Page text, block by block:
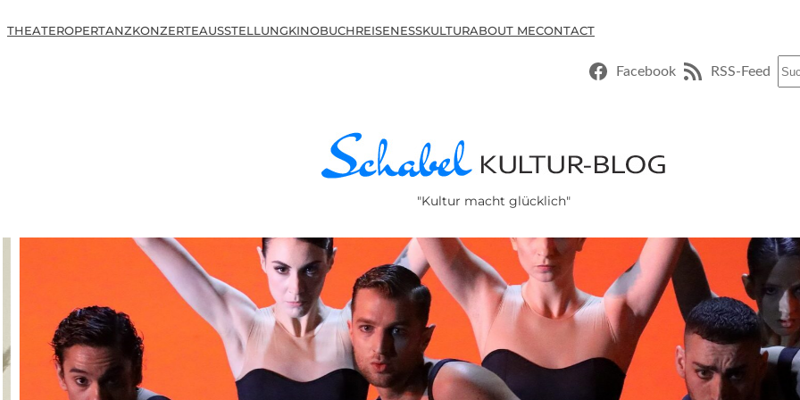
THEATEROPERTANZKONZERTEAUSSTELLUNGKINOBUCHREISENESSKULTURABOUT MECONTACT
Facebook RSS-Feed
"Kultur macht glücklich"